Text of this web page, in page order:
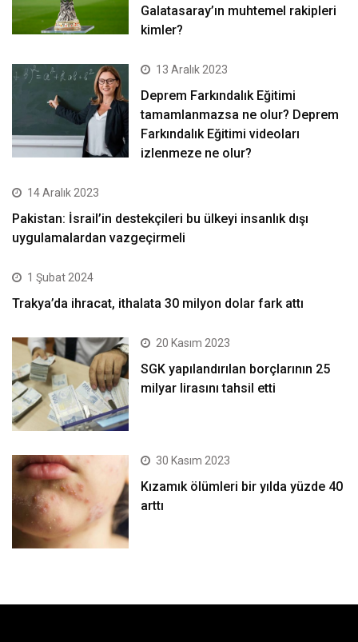
Galatasaray’ın muhtemel rakipleri
kimler?
13 Aralık 2023
Deprem Farkındalık Eğitimi
tamamlanmazsa ne olur? Deprem
Farkındalık Eğitimi videoları
izlenmeze ne olur?
14 Aralık 2023
Pakistan: İsrail’in destekçileri bu ülkeyi insanlık dışı
uygulamalardan vazgeçirmeli
1 Şubat 2024
Trakya’da ihracat, ithalata 30 milyon dolar fark attı
20 Kasım 2023
SGK yapılandırılan borçlarının 25
milyar lirasını tahsil etti
30 Kasım 2023
Kızamık ölümleri bir yılda yüzde 40
arttı